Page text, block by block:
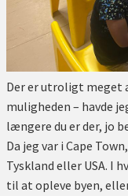
Der er utroligt meget
muligheden – havde
længere du er der, jo
Da jeg var i Cape
Tyskland eller USA. I
til at opleve byen,